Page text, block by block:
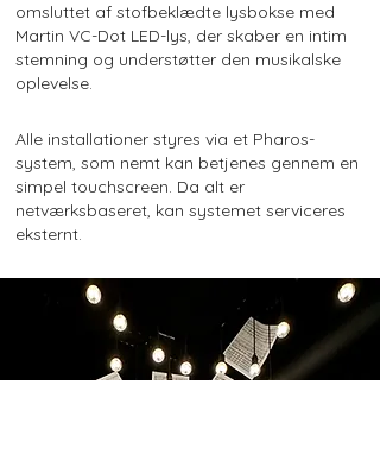
omsluttet af stofbeklædte lysbokse med
Martin VC-Dot LED-lys, der skaber en intim
stemning og understøtter den musikalske
oplevelse.
Alle installationer styres via et Pharos-
system, som nemt kan betjenes gennem en
simpel touchscreen. Da alt er
netværksbaseret, kan systemet serviceres
eksternt.